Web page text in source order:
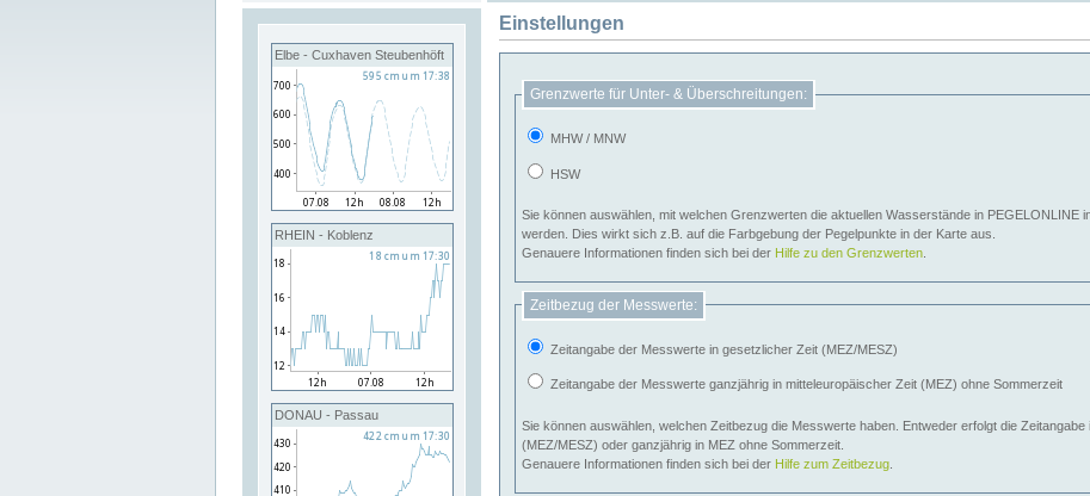
Elbe - Cuxhaven Steubenhöft
RHEIN - Koblenz
DONAU - Passau
Einstellungen
Grenzwerte für Unter- & Überschreitungen:
MHW / MNW
HSW
Sie können auswählen, mit welchen Grenzwerten die aktuellen Wasserstände in PEGELONLINE
werden. Dies wirkt sich z.B. auf die Farbgebung der Pegelpunkte in der Karte aus.
Genauere Informationen finden sich bei der Hilfe zu den Grenzwerten
Zeitbezug der Messwerte:
Zeitangabe der Messwerte in gesetzlicher Zeit (MEZ/MESZ)
Zeitangabe der Messwerte ganzjährig in mitteleuropäischer Zeit (MEZ) ohne Sommerzeit
Sie können auswählen, welchen Zeitbezug die Messwerte haben. Entweder erfolgt die
(MEZ/MESZ) oder ganzjährig in MEZ ohne Sommerzeit.
Genauere Informationen finden sich bei der Hilfe zum Zeitbezug